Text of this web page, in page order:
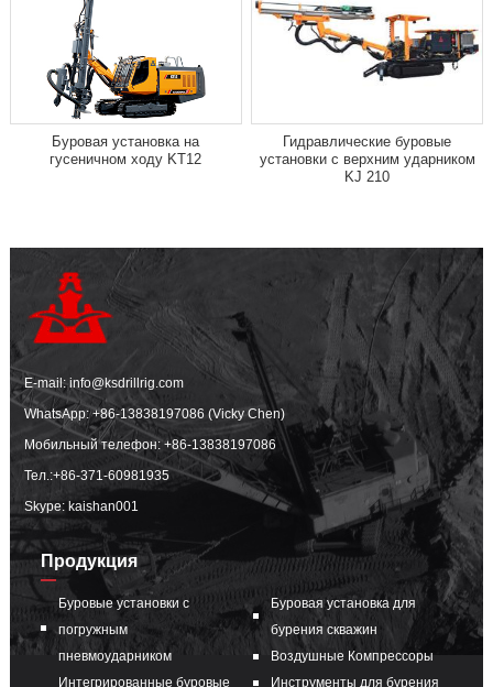
Буровая установка на
гусеничном ходу KT12
Гидравлические буровые
установки с верхним ударником
KJ 210
E-mail:info@ksdrillrig.com
WhatsApp:+86-13838197086 (Vicky Chen)
Мобильный телефон:+86-13838197086
Тел.:+86-371-60981935
Skype: kaishan001
Продукция
Буровые установки с
погружным
пневмоударником
Интегрированные буровые
Буровая установка для
бурения скважин
Воздушные Компрессоры
Инструменты для бурения